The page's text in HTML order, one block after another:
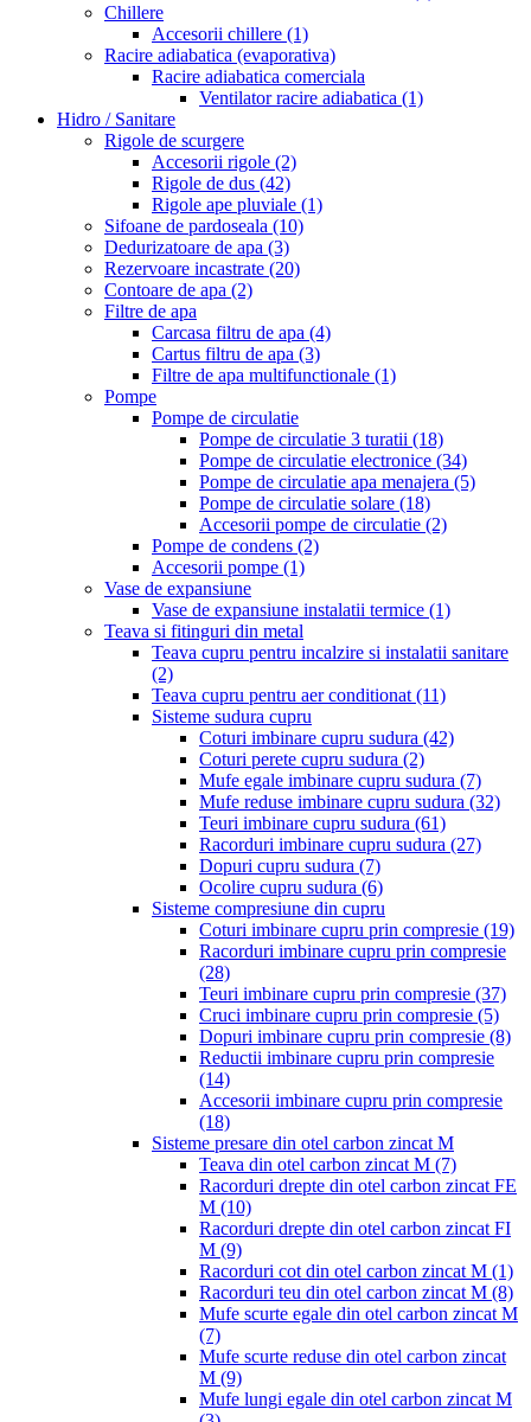
Chillere
Accesorii chillere (1)
Racire adiabatica (evaporativa)
Racire adiabatica comerciala
Ventilator racire adiabatica (1)
Hidro / Sanitare
Rigole de scurgere
Accesorii rigole (2)
Rigole de dus (42)
Rigole ape pluviale (1)
Sifoane de pardoseala (10)
Dedurizatoare de apa (3)
Rezervoare incastrate (20)
Contoare de apa (2)
Filtre de apa
Carcasa filtru de apa (4)
Cartus filtru de apa (3)
Filtre de apa multifunctionale (1)
Pompe
Pompe de circulatie
Pompe de circulatie 3 turatii (18)
Pompe de circulatie electronice (34)
Pompe de circulatie apa menajera (5)
Pompe de circulatie solare (18)
Accesorii pompe de circulatie (2)
Pompe de condens (2)
Accesorii pompe (1)
Vase de expansiune
Vase de expansiune instalatii termice (1)
Teava si fitinguri din metal
Teava cupru pentru incalzire si instalatii sanitare
(2)
Teava cupru pentru aer conditionat (11)
Sisteme sudura cupru
Coturi imbinare cupru sudura (42)
Coturi perete cupru sudura (2)
Mufe egale imbinare cupru sudura (7)
Mufe reduse imbinare cupru sudura (32)
Teuri imbinare cupru sudura (61)
Racorduri imbinare cupru sudura (27)
Dopuri cupru sudura (7)
Ocolire cupru sudura (6)
Sisteme compresiune din cupru
Coturi imbinare cupru prin compresie (19)
Racorduri imbinare cupru prin compresie
(28)
Teuri imbinare cupru prin compresie (37)
Cruci imbinare cupru prin compresie (5)
Dopuri imbinare cupru prin compresie (8)
Reductii imbinare cupru prin compresie
(14)
Accesorii imbinare cupru prin compresie
(18)
Sisteme presare din otel carbon zincat M
Teava din otel carbon zincat M (7)
Racorduri drepte din otel carbon zincat FE
M (10)
Racorduri drepte din otel carbon zincat FI
M (9)
Racorduri cot din otel carbon zincat M (1)
Racorduri teu din otel carbon zincat M (8)
Mufe scurte egale din otel carbon zincat M
(7)
Mufe scurte reduse din otel carbon zincat
M (9)
Mufe lungi egale din otel carbon zincat M